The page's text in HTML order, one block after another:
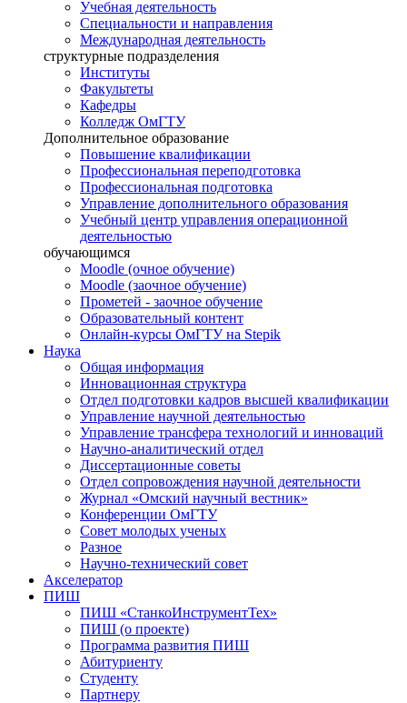
Учебная деятельность
Специальности и направления
Международная деятельность
структурные подразделения
Институты
Факультеты
Кафедры
Колледж ОмГТУ
Дополнительное образование
Повышение квалификации
Профессиональная переподготовка
Профессиональная подготовка
Управление дополнительного образования
Учебный центр управления операционной
деятельностью
обучающимся
Moodle (очное обучение)
Moodle (заочное обучение)
Прометей - заочное обучение
Образовательный контент
Онлайн-курсы ОмГТУ на Stepik
Наука
Общая информация
Инновационная структура
Отдел подготовки кадров высшей квалификации
Управление научной деятельностью
Управление трансфера технологий и инноваций
Научно-аналитический отдел
Диссертационные советы
Отдел сопровождения научной деятельности
Журнал «Омский научный вестник»
Конференции ОмГТУ
Совет молодых ученых
Разное
Научно-технический совет
Акселератор
ПИШ
ПИШ «СтанкоИнструментТех»
ПИШ (о проекте)
Программа развития ПИШ
Абитуриенту
Студенту
Партнеру